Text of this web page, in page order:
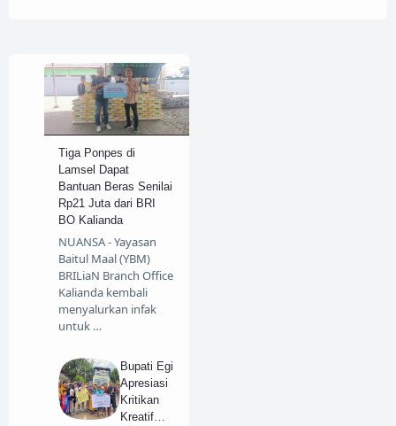
Tiga Ponpes di
Lamsel Dapat
Bantuan Beras Senilai
Rp21 Juta dari BRI
BO Kalianda
NUANSA - Yayasan
Baitul Maal (YBM)
BRILiaN Branch Office
Kalianda kembali
menyalurkan infak
untuk …
Bupati Egi
Apresiasi
Kritikan
Kreatif